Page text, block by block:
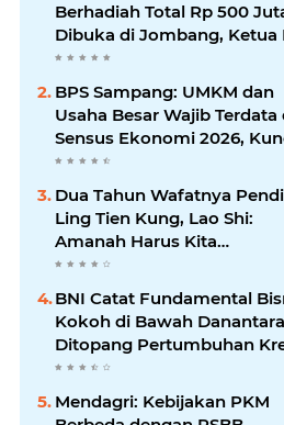
Berhadiah Total Rp 500
Dibuka di Jombang, Ketua
Jatim Syaifullah Mahdi:
Komunikasi Antar-Kades
Memajukan Desa
BPS Sampang: UMKM dan
Usaha Besar Wajib Terdata
Sensus Ekonomi 2026,
Kebijakan Tepat Sasaran
Dua Tahun Wafatnya
Ling Tien Kung, Lao Shi:
Amanah Harus Kita
Laksanakan!
BNI Catat Fundamental
Kokoh di Bawah
Ditopang Pertumbuhan
dan Kualitas Aset
Mendagri: Kebijakan PKM